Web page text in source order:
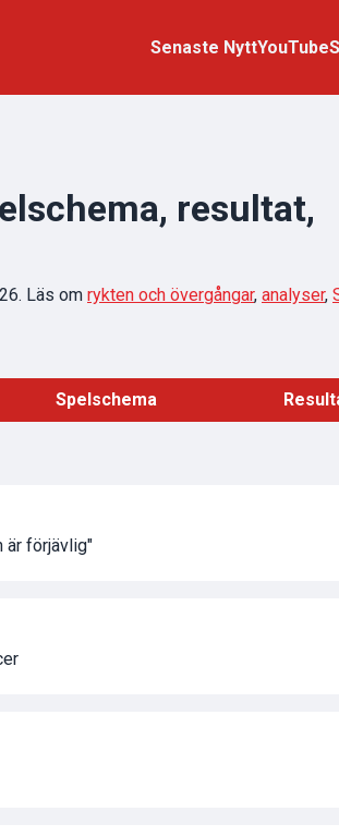
Senaste NyttYouTube
resultat,
Läs om rykten och övergångar, analyser,
Spelschema
är förjävlig"